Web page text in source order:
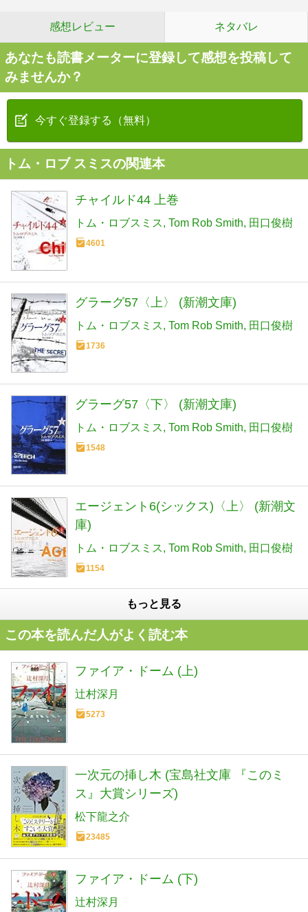
感想レビュー ネタバレ
あなたも読書メーターに登録して感想を投稿して
みませんか？
今すぐ登録する（無料）
トム・ロブ スミスの関連本
チャイルド44 上巻
トム・ロブスミス Tom Rob Smith 田口俊樹
4601
グラーグ57〈上〉 (新潮文庫)
トム・ロブスミス Tom Rob Smith 田口俊樹
1736
グラーグ57〈下〉 (新潮文庫)
トム・ロブスミス Tom Rob Smith 田口俊樹
1548
エージェント6(シックス)〈上〉 (新潮文
庫)
トム・ロブスミス Tom Rob Smith 田口俊樹
1154
もっと見る
この本を読んだ人がよく読む本
ファイア・ドーム (上)
辻村深月
5273
一次元の挿し木 (宝島社文庫 『このミ
ス』大賞シリーズ)
松下龍之介
23485
ファイア・ドーム (下)
辻村深月